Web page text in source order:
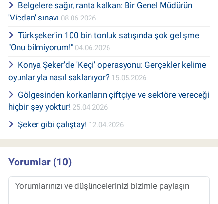
Belgelere sağır, ranta kalkan: Bir Genel Müdürün
'Vicdan' sınavı 08.06.2026
Türkşeker'in 100 bin tonluk satışında şok gelişme:
"Onu bilmiyorum!" 04.06.2026
Konya Şeker'de 'Keçi' operasyonu: Gerçekler kelime
oyunlarıyla nasıl saklanıyor? 15.05.2026
Gölgesinden korkanların çiftçiye ve sektöre vereceği
hiçbir şey yoktur! 25.04.2026
Şeker gibi çalıştay! 12.04.2026
Yorumlar (10)